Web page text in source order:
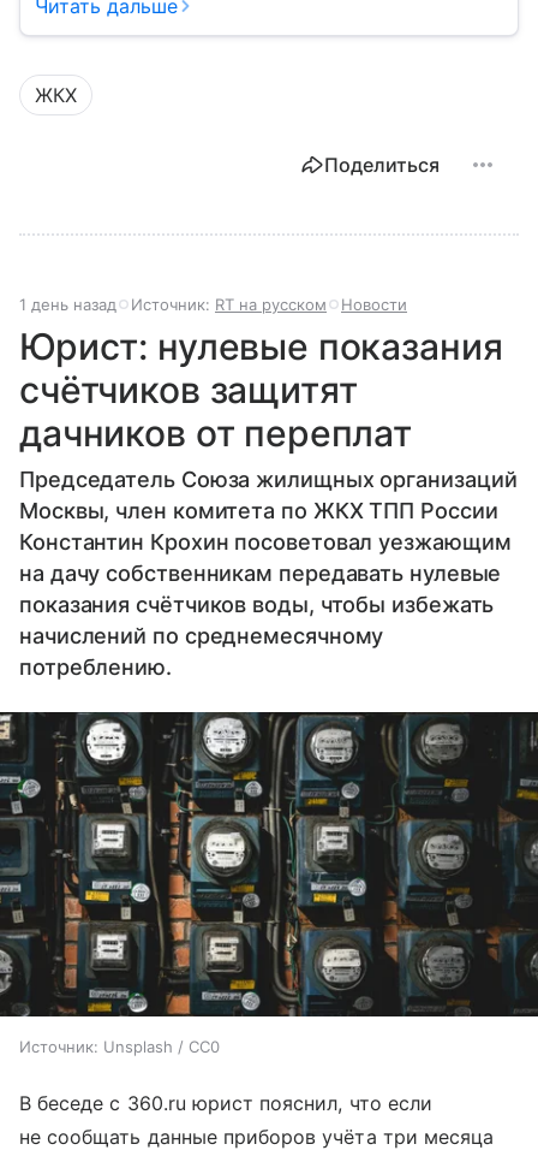
Читать дальше
ЖКХ
Поделиться
1 день назад Источник: RT на русском Новости
Юрист: нулевые показания
счётчиков защитят
дачников от переплат
Председатель Союза жилищных организаций
Москвы, член комитета по ЖКХ ТПП России
Константин Крохин посоветовал уезжающим
на дачу собственникам передавать нулевые
показания счётчиков воды, чтобы избежать
начислений по среднемесячному
потреблению.
Источник: Unsplash / CC0
В беседе с 360.ru юрист пояснил, что если
не сообщать данные приборов учёта три месяца